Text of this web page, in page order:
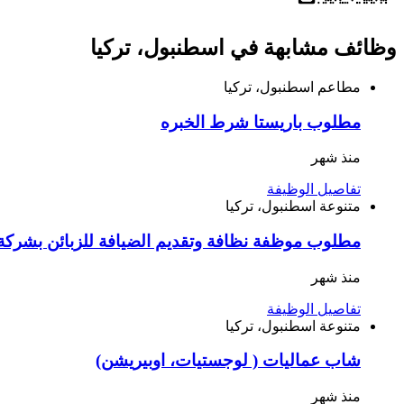
وظائف مشابهة في اسطنبول، تركيا
مطاعم اسطنبول، تركيا
مطلوب باريستا شرط الخبره
منذ شهر
تفاصيل الوظيفة
متنوعة اسطنبول، تركيا
مطلوب موظفة نظافة وتقديم الضيافة للزبائن
منذ شهر
تفاصيل الوظيفة
متنوعة اسطنبول، تركيا
شاب عماليات ( لوجستيات، اوبيريشن)
منذ شهر